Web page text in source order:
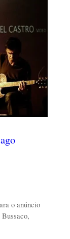
o anúncio